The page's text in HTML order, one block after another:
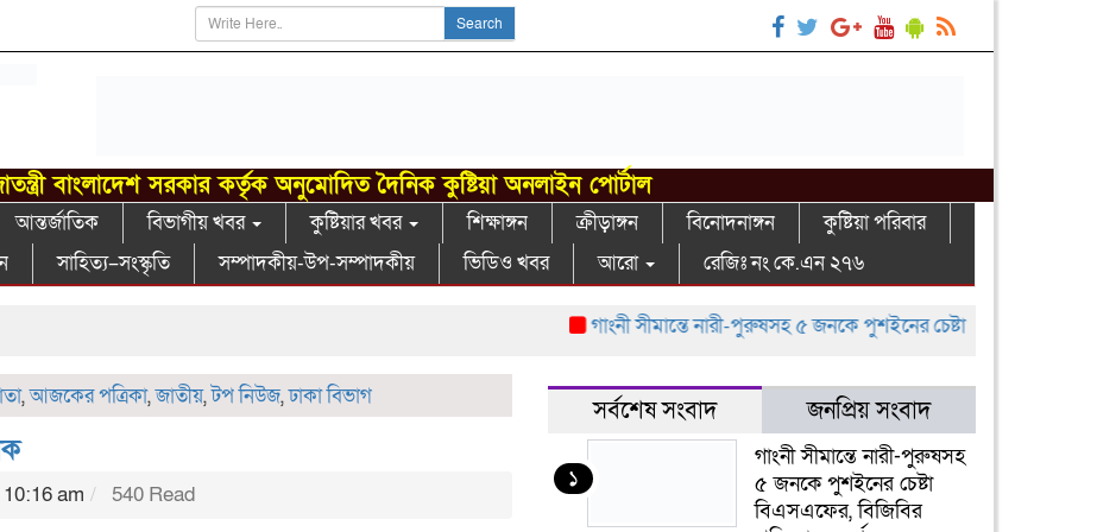
Search
বাংলাদেশ সরকার কর্তৃক অনুমোদিত দৈনিক কুষ্টিয়া অনলাইন পোর্টাল
আন্তর্জাতিক বিভাগীয় খবর কুষ্টিয়ার খবর শিক্ষাঙ্গন ক্রীড়াঙ্গন বিনোদনাঙ্গন
কুষ্টিয়া পরিবার
সাহিত্য–সংস্কৃতি সম্পাদকীয়-উপ-সম্পাদকীয় ভিডিও খবর আরো রেজিঃ নং কে.এন ২৭৬
গাংনী সীমান্তে নারী-পুরুষসহ ৫ জনকে পুশইনের চেষ্টা বিএসএফের, বিজিবির
,আজকের পত্রিকা,জাতীয়,টপ নিউজ,ঢাকা বিভাগ
am 540 Read
সর্বশেষ সংবাদ জনপ্রিয় সংবাদ
১
গাংনী সীমান্তে নারী-পুরুষসহ
৫ জনকে পুশইনের চেষ্টা
বিএসএফের, বিজিবির